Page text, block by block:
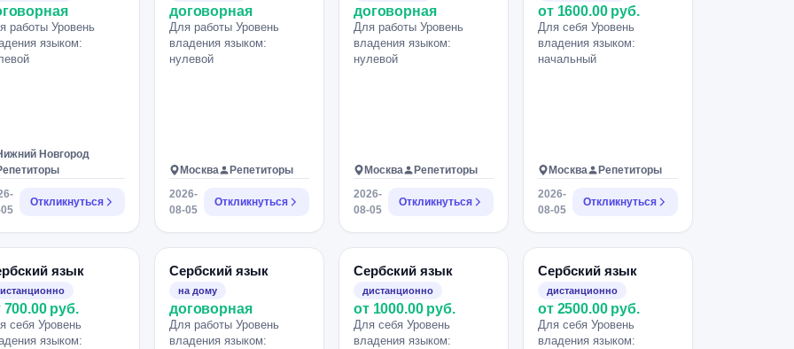
работы Уровень
языком:
Новгород
Откликнуться
договорная
Для работы Уровень
владения языком:
нулевой
Москва
Репетиторы
2026-
08-05
Откликнуться
договорная
Для работы Уровень
владения языком:
нулевой
Москва
Репетиторы
2026-
08-05
Откликнуться
от 1600.00 руб.
Для себя Уровень
владения языком:
начальный
Москва
Репетиторы
2026-
08-05
Откликнуться
язык
700.00 руб.
себя Уровень
языком:
Сербский язык
на дому
договорная
Для работы Уровень
владения языком:
Сербский язык
дистанционно
от 1000.00 руб.
Для себя Уровень
владения языком:
Сербский язык
дистанционно
от 2500.00 руб.
Для себя Уровень
владения языком: